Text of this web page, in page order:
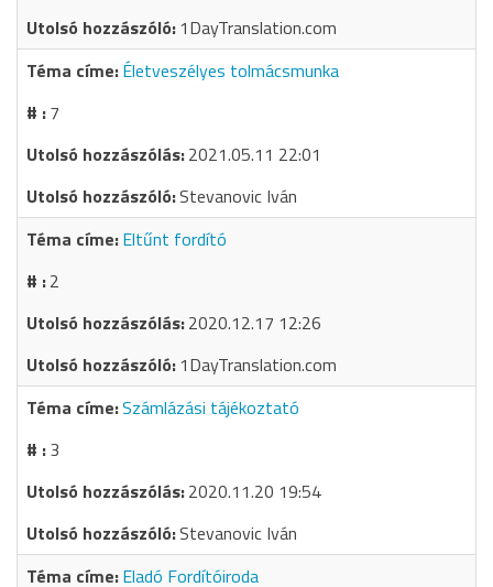
1DayTranslation.com
Életveszélyes tolmácsmunka
7
2021.05.11 22:01
Stevanovic Iván
Eltűnt fordító
2
2020.12.17 12:26
1DayTranslation.com
Számlázási tájékoztató
3
2020.11.20 19:54
Stevanovic Iván
Eladó Fordítóiroda